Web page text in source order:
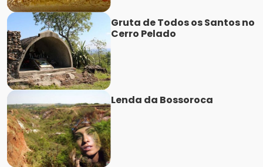
Gruta de Todos os Santos no
Cerro Pelado
Lenda da Bossoroca